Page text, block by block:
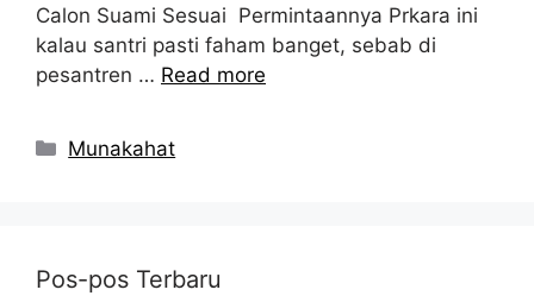
Calon Suami Sesuai Permintaannya Prkara ini
kalau santri pasti faham banget, sebab di
pesantren … Read more
Kategori
Munakahat
Pos-pos Terbaru